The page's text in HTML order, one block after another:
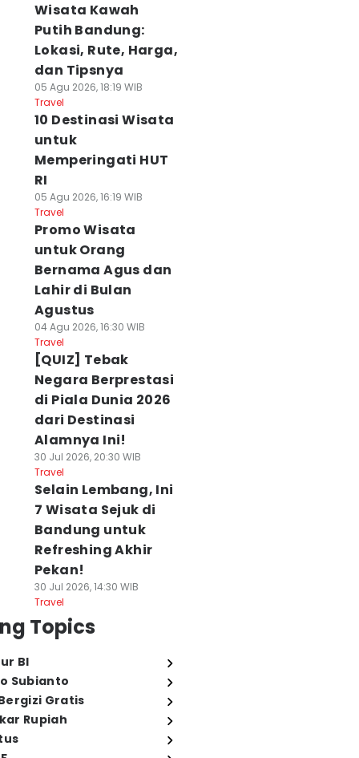
Wisata Kawah
Putih Bandung:
Lokasi, Rute, Harga,
dan Tipsnya
05 Agu 2026, 18:19 WIB
Travel
10 Destinasi Wisata
untuk
Memperingati HUT
RI
05 Agu 2026, 16:19 WIB
Travel
Promo Wisata
untuk Orang
Bernama Agus dan
Lahir di Bulan
Agustus
04 Agu 2026, 16:30 WIB
Travel
[QUIZ] Tebak
Negara Berprestasi
di Piala Dunia 2026
dari Destinasi
Alamnya Ini!
30 Jul 2026, 20:30 WIB
Travel
Selain Lembang, Ini
7 Wisata Sejuk di
Bandung untuk
Refreshing Akhir
Pekan!
30 Jul 2026, 14:30 WIB
Travel
Topics
BI
Subianto
Gratis
Rupiah